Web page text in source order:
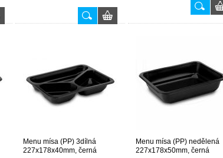
Menu mísa (PP) 3dílná
227x178x40mm, černá
Menu mísa (PP) nedělená
227x178x50mm, černá